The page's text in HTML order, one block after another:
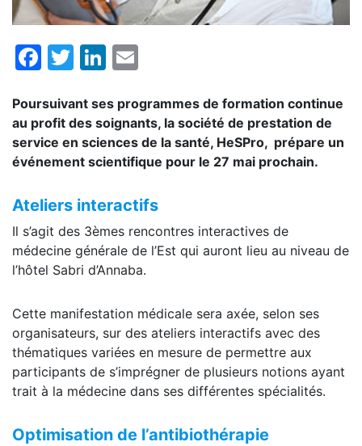
Facebook
TwitterLinkedIn
Poursuivant ses programmes de formation continue
au profit des soignants, la société de prestation de
service en sciences de la santé, HeSPro, prépare un
événement scientifique pour le 27 mai prochain.
Ateliers interactifs
Il s’agit des 3èmes rencontres interactives de
médecine générale de l’Est qui auront lieu au niveau de
l’hôtel Sabri d’Annaba.
Cette manifestation médicale sera axée, selon ses
organisateurs, sur des ateliers interactifs avec des
thématiques variées en mesure de permettre aux
participants de s’imprégner de plusieurs notions ayant
trait à la médecine dans ses différentes spécialités.
Optimisation de l’antibiothérapie